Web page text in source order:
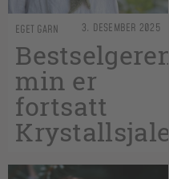
EGET GARN 3. DESEMBER 2025
Bestselgeren
min er
fortsatt
Krystallsjalet